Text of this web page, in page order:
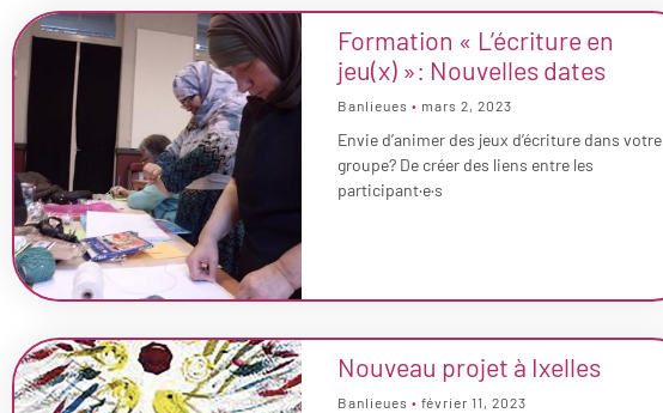
Formation « L’écriture en
jeu(x) »: Nouvelles dates
Banlieues mars 2, 2023
Envie d’animer des jeux d’écriture dans votre
groupe? De créer des liens entre les
participant·e·s
Nouveau projet à Ixelles
Banlieues février 11, 2023